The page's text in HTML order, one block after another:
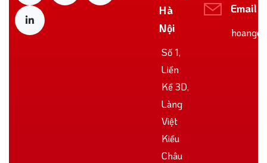
Hà
Nội
Số 1,
Liền
Kề 3D,
Làng
Việt
Kiều
Châu
Email